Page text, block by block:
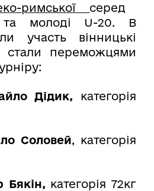
римської серед
та молоді U-20. В
участь вінницькі
стали переможцями
Дідик, категорія
Соловей, категорія
Бякін, категорія 72кг